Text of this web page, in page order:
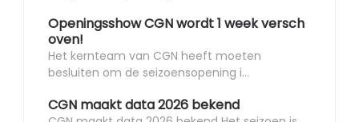
Openingsshow CGN wordt 1 week versch
oven!
Het kernteam van CGN heeft moeten
besluiten om de seizoensopening i...
CGN maakt data 2026 bekend